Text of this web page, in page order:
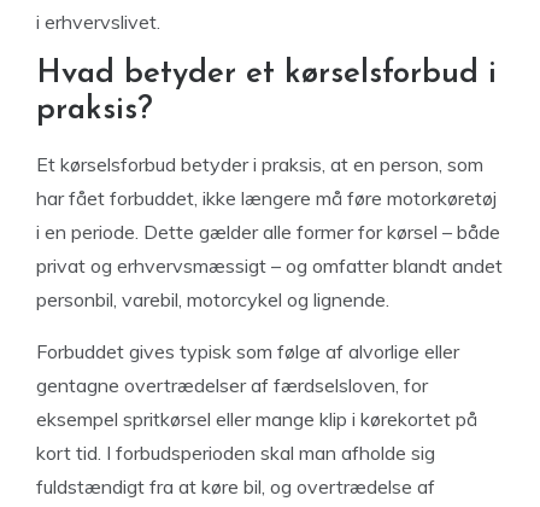
i erhvervslivet.
Hvad betyder et kørselsforbud i
praksis?
Et kørselsforbud betyder i praksis, at en person, som
har fået forbuddet, ikke længere må føre motorkøretøj
i en periode. Dette gælder alle former for kørsel – både
privat og erhvervsmæssigt – og omfatter blandt andet
personbil, varebil, motorcykel og lignende.
Forbuddet gives typisk som følge af alvorlige eller
gentagne overtrædelser af færdselsloven, for
eksempel spritkørsel eller mange klip i kørekortet på
kort tid. I forbudsperioden skal man afholde sig
fuldstændigt fra at køre bil, og overtrædelse af